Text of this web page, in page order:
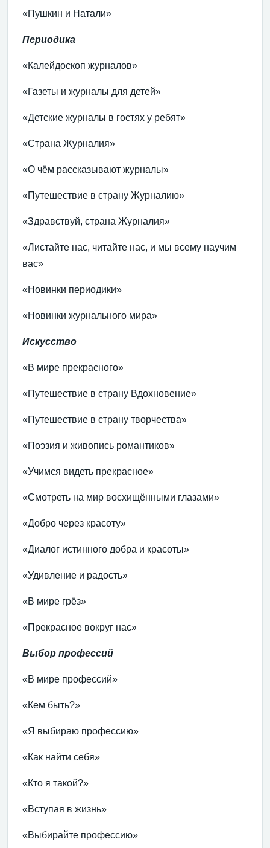
«Пушкин и Натали»
Периодика
«Калейдоскоп журналов»
«Газеты и журналы для детей»
«Детские журналы в гостях у ребят»
«Страна Журналия»
«О чём рассказывают журналы»
«Путешествие в страну Журналию»
«Здравствуй, страна Журналия»
«Листайте нас, читайте нас, и мы всему научим
вас»
«Новинки периодики»
«Новинки журнального мира»
Искусство
«В мире прекрасного»
«Путешествие в страну Вдохновение»
«Путешествие в страну творчества»
«Поэзия и живопись романтиков»
«Учимся видеть прекрасное»
«Смотреть на мир восхищёнными глазами»
«Добро через красоту»
«Диалог истинного добра и красоты»
«Удивление и радость»
«В мире грёз»
«Прекрасное вокруг нас»
Выбор профессий
«В мире профессий»
«Кем быть?»
«Я выбираю профессию»
«Как найти себя»
«Кто я такой?»
«Вступая в жизнь»
«Выбирайте профессию»